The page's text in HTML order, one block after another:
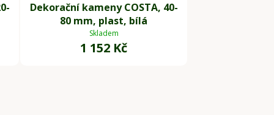
Dekorační kameny COSTA, 40-
80 mm, plast, bílá
Skladem
1 152 Kč